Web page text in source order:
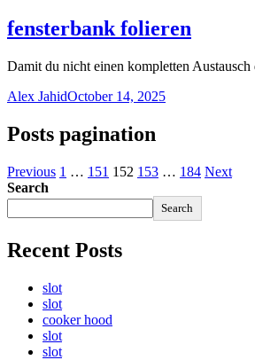
fensterbank folieren
Damit du nicht einen kompletten
Alex JahidOctober 14, 2025
Posts pagination
Previous 1 … 151 152 153 … 184 Next
Search
Search
Recent Posts
slot
slot
cooker hood
slot
slot